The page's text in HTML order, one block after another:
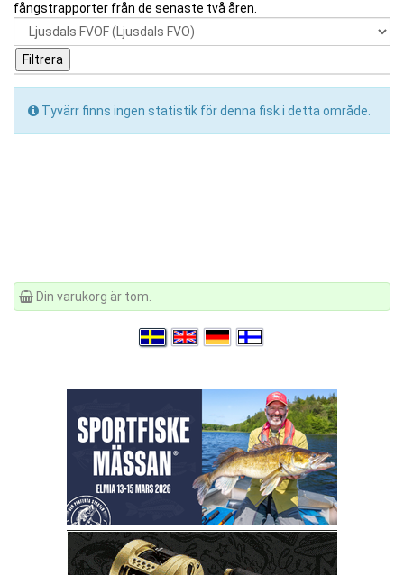
fångstrapporter från de senaste två åren.
Tyvärr finns ingen statistik för denna fisk i detta område.
Din varukorg är tom.